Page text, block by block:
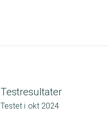
Testresultater
Testet i okt 2024